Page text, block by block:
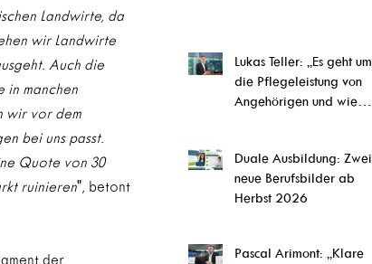
Landwirte, da
wir Landwirte
Auch die
in manchen
wir vor dem
bei uns passt.
Quote von 30
ruinieren", betont
der
Lukas Teller: „Es geht um
die Pflegeleistung von
Angehörigen und wie
Duale Ausbildung: Zwei
neue Berufsbilder ab
Herbst 2026
Pascal Arimont: „Klare